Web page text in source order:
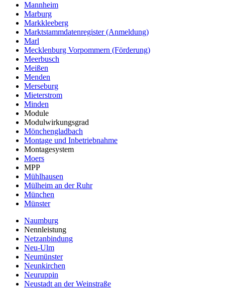
Mannheim
Marburg
Markkleeberg
Marktstammdatenregister (Anmeldung)
Marl
Mecklenburg Vorpommern (Förderung)
Meerbusch
Meißen
Menden
Merseburg
Mieterstrom
Minden
Module
Modulwirkungsgrad
Mönchengladbach
Montage und Inbetriebnahme
Montagesystem
Moers
MPP
Mühlhausen
Mülheim an der Ruhr
München
Münster
Naumburg
Nennleistung
Netzanbindung
Neu-Ulm
Neumünster
Neunkirchen
Neuruppin
Neustadt an der Weinstraße